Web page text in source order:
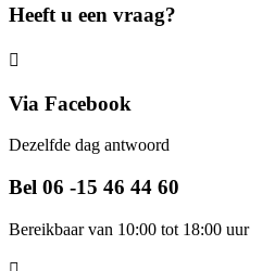
Heeft u een vraag?
Via Facebook
Dezelfde dag antwoord
Bel 06 -15 46 44 60
Bereikbaar van 10:00 tot 18:00 uur